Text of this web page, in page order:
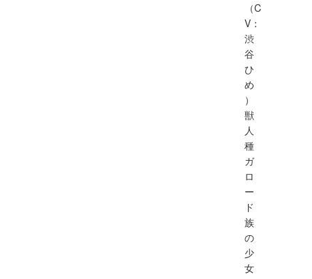
（C
V：
渋
谷
ひ
め
）
獣
人
種
ガ
ロ
ー
ド
族
の
少
女